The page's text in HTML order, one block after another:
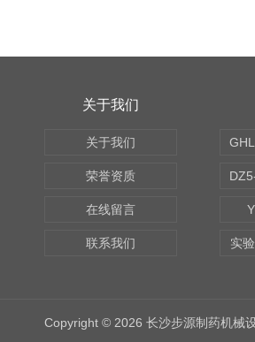
关于我们
关于我们
荣誉资质
在线留言
联系我们 实
Copyright © 2026 长沙步源制药机械